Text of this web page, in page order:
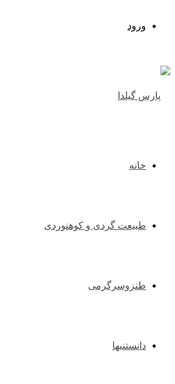
ورود
خانه
طبیعت گردی و کوهنوردی
طنزوسرگرمی
دانستنیها